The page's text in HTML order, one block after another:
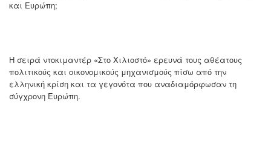
και Ευρώπη;
Η σειρά ντοκιμαντέρ «Στο Χιλιοστό» ερευνά τους αθέατους
πολιτικούς και οικονομικούς μηχανισμούς πίσω από την
ελληνική κρίση και τα γεγονότα που αναδιαμόρφωσαν τη
σύγχρονη Ευρώπη.